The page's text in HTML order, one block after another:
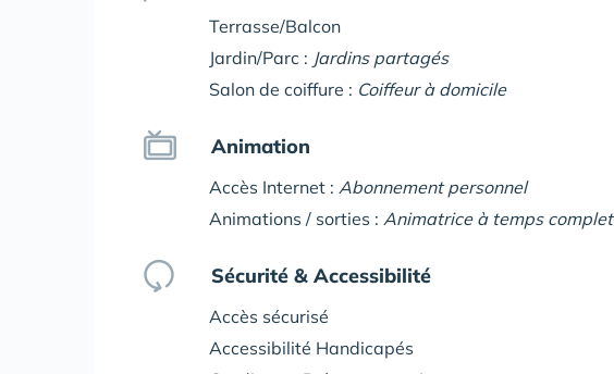
Terrasse/Balcon
Jardin/Parc : Jardins partagés
Salon de coiffure : Coiffeur à domicile
Animation
Accès Internet : Abonnement personnel
Animations / sorties : Animatrice à temps complet
Sécurité & Accessibilité
Accès sécurisé
Accessibilité Handicapés